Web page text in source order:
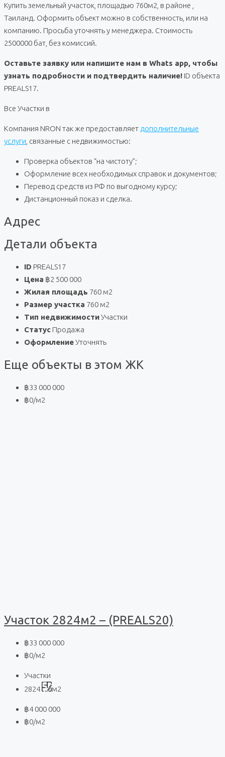
Купить земельный участок, площадью 760м2, в районе ,
Таиланд. Оформить объект можно в собственность, или на
компанию. Просьба уточнять у менеджера. Стоимость
2500000 бат, без комиссий.
Оставьте заявку или напишите нам в Whats app, чтобы
узнать подробности и подтвердить наличие! ID объекта
PREALS17.
Все Участки в
Компания NRON так же предоставляет дополнительные
услуги , связанные с недвижимостью:
Проверка объектов “на чистоту”;
Оформление всех необходимых справок и документов;
Перевод средств из РФ по выгодному курсу;
Дистанционный показ и сделка.
Адрес
Детали объекта
ID PREALS17
Цена ฿2 500 000
Жилая площадь 760 м2
Размер участка 760 м2
Тип недвижимостиУчастки
Статус Продажа
ОформлениеУточнять
Еще объекты в этом ЖК
฿33 000 000
฿0/м2
Участок 2824м2 – (PREALS20)
฿33 000 000
฿0/м2
Участки
2824
м2
฿4 000 000
฿0/м2